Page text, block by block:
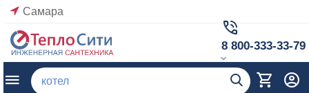
Самара
8 800-333-33-79